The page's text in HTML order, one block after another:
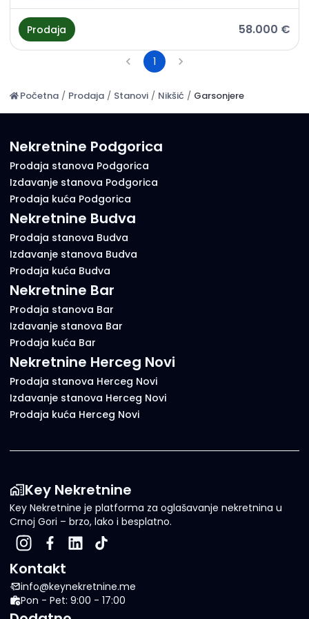
Prodaja 58.000 €
1
Početna / Prodaja / Stanovi / Nikšić / Garsonjere
Nekretnine Podgorica
Prodaja stanova Podgorica
Izdavanje stanova Podgorica
Prodaja kuća Podgorica
Nekretnine Budva
Prodaja stanova Budva
Izdavanje stanova Budva
Prodaja kuća Budva
Nekretnine Bar
Prodaja stanova Bar
Izdavanje stanova Bar
Prodaja kuća Bar
Nekretnine Herceg Novi
Prodaja stanova Herceg Novi
Izdavanje stanova Herceg Novi
Prodaja kuća Herceg Novi
Key Nekretnine
Key Nekretnine je platforma za oglašavanje nekretnina u
Crnoj Gori – brzo, lako i besplatno.
Kontakt
info@keynekretnine.me
Pon - Pet: 9:00 - 17:00